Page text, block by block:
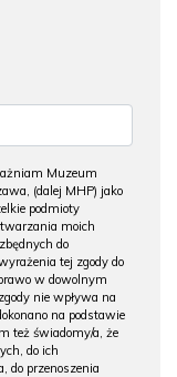
Muzeum
(dalej MHP) jako
podmioty
moich
do
tej zgody do
w dowolnym
nie wpływa na
na podstawie
też świadomy/a, że
do ich
do przenoszenia